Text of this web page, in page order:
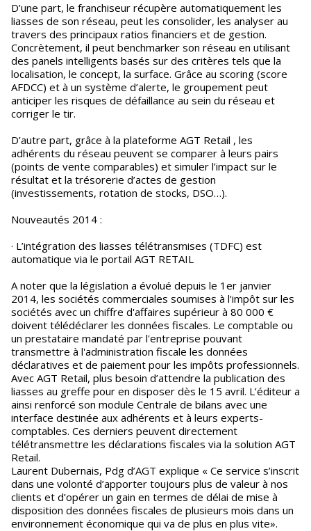
D’une part, le franchiseur récupère automatiquement les
liasses de son réseau, peut les consolider, les analyser au
travers des principaux ratios financiers et de gestion.
Concrètement, il peut benchmarker son réseau en utilisant
des panels intelligents basés sur des critères tels que la
localisation, le concept, la surface. Grâce au scoring (score
AFDCC) et à un système d’alerte, le groupement peut
anticiper les risques de défaillance au sein du réseau et
corriger le tir.
D’autre part, grâce à la plateforme AGT Retail , les
adhérents du réseau peuvent se comparer à leurs pairs
(points de vente comparables) et simuler l’impact sur le
résultat et la trésorerie d’actes de gestion
(investissements, rotation de stocks, DSO…).
Nouveautés 2014 :
· L’intégration des liasses télétransmises (TDFC) est
automatique via le portail AGT RETAIL
A noter que la législation a évolué depuis le 1er janvier
2014, les sociétés commerciales soumises à l'impôt sur les
sociétés avec un chiffre d'affaires supérieur à 80 000 €
doivent télédéclarer les données fiscales. Le comptable ou
un prestataire mandaté par l'entreprise pouvant
transmettre à l'administration fiscale les données
déclaratives et de paiement pour les impôts professionnels.
Avec AGT Retail, plus besoin d’attendre la publication des
liasses au greffe pour en disposer dès le 15 avril. L’éditeur a
ainsi renforcé son module Centrale de bilans avec une
interface destinée aux adhérents et à leurs experts-
comptables. Ces derniers peuvent directement
télétransmettre les déclarations fiscales via la solution AGT
Retail.
Laurent Dubernais, Pdg d’AGT explique « Ce service s’inscrit
dans une volonté d’apporter toujours plus de valeur à nos
clients et d’opérer un gain en termes de délai de mise à
disposition des données fiscales de plusieurs mois dans un
environnement économique qui va de plus en plus vite».